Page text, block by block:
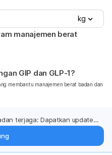
kg
manajemen berat
GIP dan GLP-1?
membantu manajemen berat badan dan
terjaga: Dapatkan update